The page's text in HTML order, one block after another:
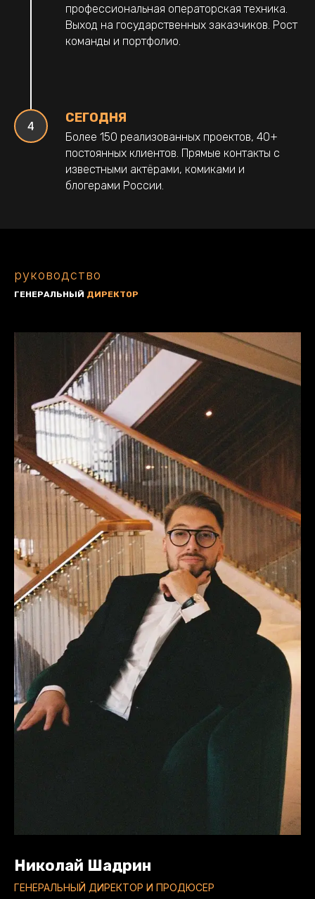
профессиональная операторская техника.
Выход на государственных заказчиков. Рост
команды и портфолио.
СЕГОДНЯ
Более 150 реализованных проектов, 40+
постоянных клиентов. Прямые контакты с
известными актёрами, комиками и
блогерами России.
руководство
ГЕНЕРАЛЬНЫЙ ДИРЕКТОР
Николай Шадрин
ГЕНЕРАЛЬНЫЙ ДИРЕКТОР И ПРОДЮСЕР